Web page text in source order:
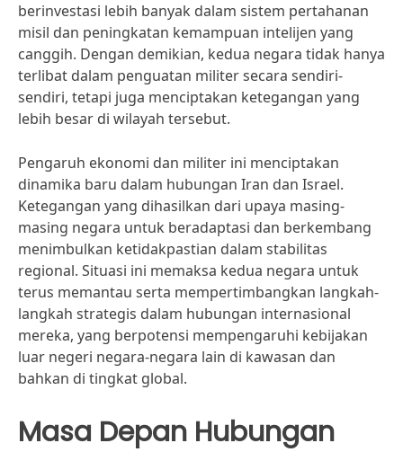
berinvestasi lebih banyak dalam sistem pertahanan
misil dan peningkatan kemampuan intelijen yang
canggih. Dengan demikian, kedua negara tidak hanya
terlibat dalam penguatan militer secara sendiri-
sendiri, tetapi juga menciptakan ketegangan yang
lebih besar di wilayah tersebut.
Pengaruh ekonomi dan militer ini menciptakan
dinamika baru dalam hubungan Iran dan Israel.
Ketegangan yang dihasilkan dari upaya masing-
masing negara untuk beradaptasi dan berkembang
menimbulkan ketidakpastian dalam stabilitas
regional. Situasi ini memaksa kedua negara untuk
terus memantau serta mempertimbangkan langkah-
langkah strategis dalam hubungan internasional
mereka, yang berpotensi mempengaruhi kebijakan
luar negeri negara-negara lain di kawasan dan
bahkan di tingkat global.
Masa Depan Hubungan